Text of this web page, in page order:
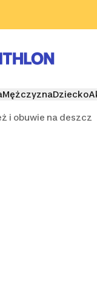
MężczyznaDziecko
i obuwie na deszcz